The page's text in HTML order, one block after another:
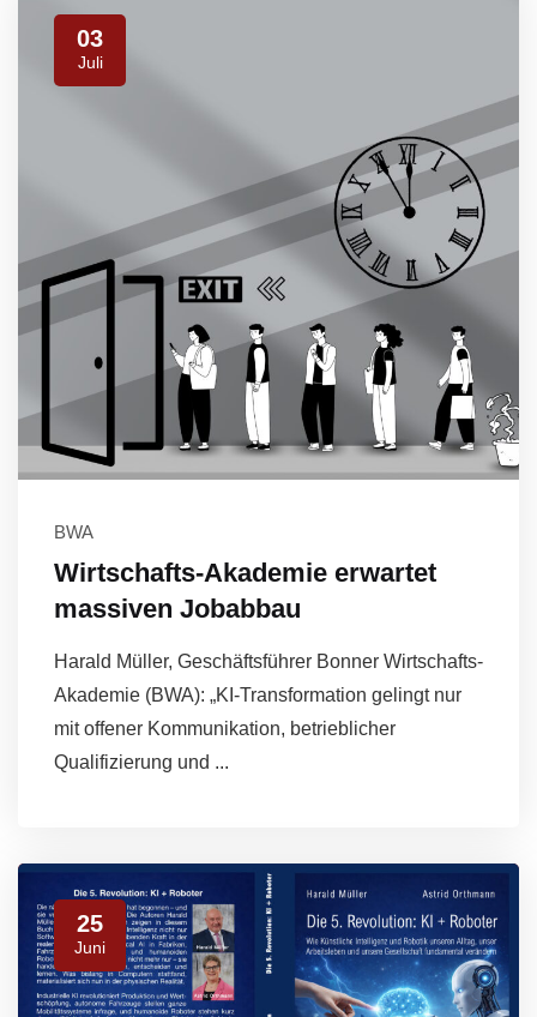
03
Juli
BWA
Wirtschafts-Akademie erwartet
massiven Jobabbau
Harald Müller, Geschäftsführer Bonner Wirtschafts-
Akademie (BWA): „KI-Transformation gelingt nur
mit offener Kommunikation, betrieblicher
Qualifizierung und ...
25
Juni